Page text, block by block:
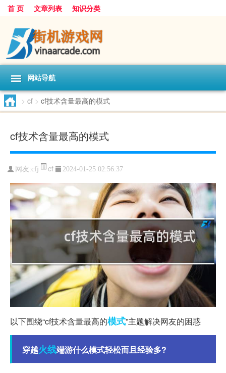
首 页 文章列表 知识分类
网站导航
> cf > cf技术含量最高的模式
cf技术含量最高的模式
网友:cfj cf 2024-01-25 02:56:37
以下围绕“cf技术含量最高的模式”主题解决网友的困惑
穿越火线端游什么模式轻松而且经验多?